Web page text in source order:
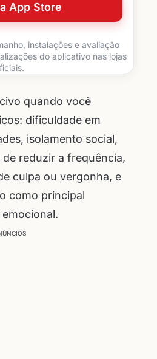
App Store
instalações e avaliação
do aplicativo nas lojas
quando você
dificuldade em
isolamento social,
reduzir a frequência,
culpa ou vergonha, e
como principal